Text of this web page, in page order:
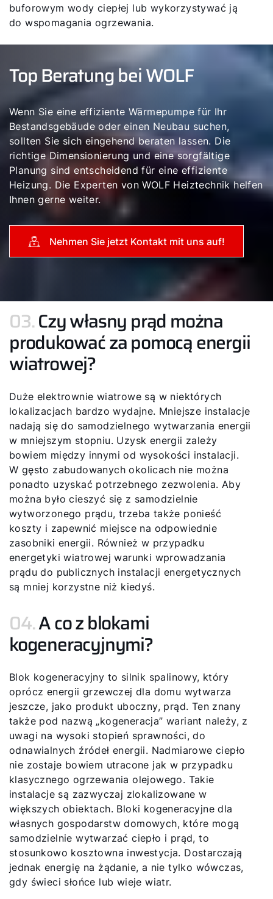
buforowym wody ciepłej lub wykorzystywać ją
do wspomagania ogrzewania.
Top Beratung bei WOLF
Wenn Sie eine effiziente Wärmepumpe für Ihr
Bestandsgebäude oder einen Neubau suchen,
sollten Sie sich eingehend beraten lassen. Die
richtige Dimensionierung und eine sorgfältige
Planung sind entscheidend für eine effiziente
Heizung. Die Experten von WOLF Heiztechnik helfen
Ihnen gerne weiter.
Nehmen Sie jetzt Kontakt mit uns auf!
03.Czy własny prąd można
produkować za pomocą energii
wiatrowej?
Duże elektrownie wiatrowe są w niektórych
lokalizacjach bardzo wydajne. Mniejsze instalacje
nadają się do samodzielnego wytwarzania energii
w mniejszym stopniu. Uzysk energii zależy
bowiem między innymi od wysokości instalacji.
W gęsto zabudowanych okolicach nie można
ponadto uzyskać potrzebnego zezwolenia. Aby
można było cieszyć się z samodzielnie
wytworzonego prądu, trzeba także ponieść
koszty i zapewnić miejsce na odpowiednie
zasobniki energii. Również w przypadku
energetyki wiatrowej warunki wprowadzania
prądu do publicznych instalacji energetycznych
są mniej korzystne niż kiedyś.
04.A co z blokami
kogeneracyjnymi?
Blok kogeneracyjny to silnik spalinowy, który
oprócz energii grzewczej dla domu wytwarza
jeszcze, jako produkt uboczny, prąd. Ten znany
także pod nazwą „kogeneracja” wariant należy, z
uwagi na wysoki stopień sprawności, do
odnawialnych źródeł energii. Nadmiarowe ciepło
nie zostaje bowiem utracone jak w przypadku
klasycznego ogrzewania olejowego. Takie
instalacje są zazwyczaj zlokalizowane w
większych obiektach. Bloki kogeneracyjne dla
własnych gospodarstw domowych, które mogą
samodzielnie wytwarzać ciepło i prąd, to
stosunkowo kosztowna inwestycja. Dostarczają
jednak energię na żądanie, a nie tylko wówczas,
gdy świeci słońce lub wieje wiatr.